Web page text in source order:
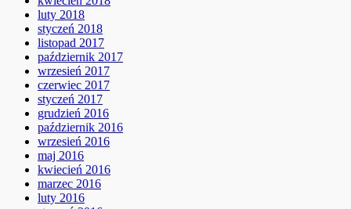
luty 2018
styczeń 2018
listopad 2017
październik 2017
wrzesień 2017
czerwiec 2017
styczeń 2017
grudzień 2016
październik 2016
wrzesień 2016
maj 2016
kwiecień 2016
marzec 2016
luty 2016